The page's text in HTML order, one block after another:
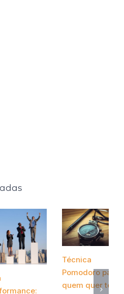
Técnica
Pomodoro para
quem quer ter